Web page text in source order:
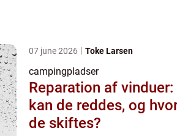
07 june 2026 Toke Larsen
campingpladser
Reparation af
kan de reddes, og
de skiftes?